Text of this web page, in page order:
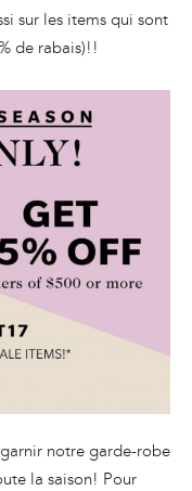
sur les items qui sont
de rabais)!!
garnir notre garde-robe
la saison! Pour